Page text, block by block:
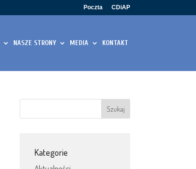
Poczta CDiAP
NASZE STRONY MEDIA KONTAKT
Kategorie